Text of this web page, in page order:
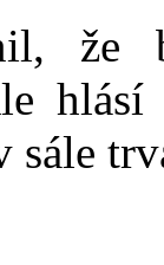
že
hlásí
sále